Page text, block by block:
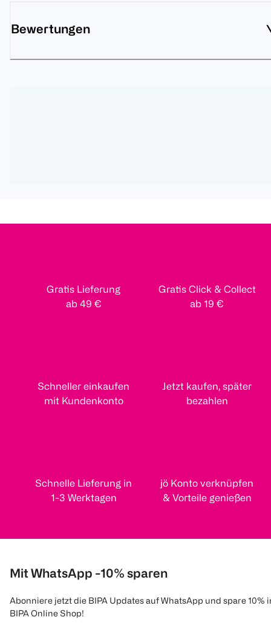
Bewertungen
Gratis Lieferung
ab 49 €
Gratis Click & Collect
ab 19 €
Schneller einkaufen
mit Kundenkonto
Jetzt kaufen, später
bezahlen
Schnelle Lieferung in
1-3 Werktagen
jö Konto verknüpfen
& Vorteile genießen
Mit WhatsApp -10% sparen
Abonniere jetzt die BIPA Updates auf WhatsApp und spare 10%
BIPA Online Shop!